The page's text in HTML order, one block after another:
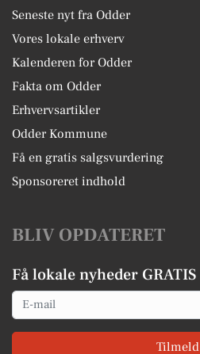
Seneste nyt fra Odder
Vores lokale erhverv
Kalenderen for Odder
Fakta om Odder
Erhvervsartikler
Odder Kommune
Få en gratis salgsvurdering
Sponsoreret indhold
BLIV OPDATERET
Få lokale nyheder GRATIS
Email
Tilmeld